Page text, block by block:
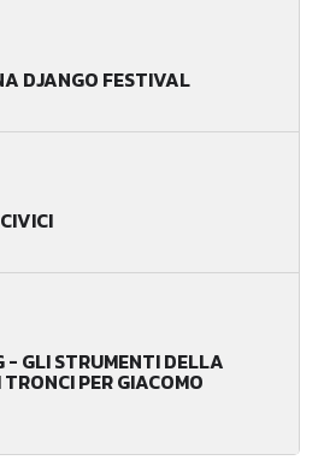
DJANGO FESTIVAL
- GLI STRUMENTI DELLA
PER GIACOMO